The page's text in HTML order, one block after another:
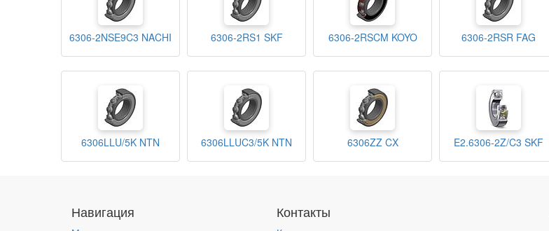
6306-2NSE9C3 NACHI 6306-2RS1 SKF 6306-2RSCM KOYO 6306-2RSR FAG
6306LLU/5K NTN 6306LLUC3/5K NTN 6306ZZ CX E2.6306-2Z/C3 SKF
Навигация Контакты